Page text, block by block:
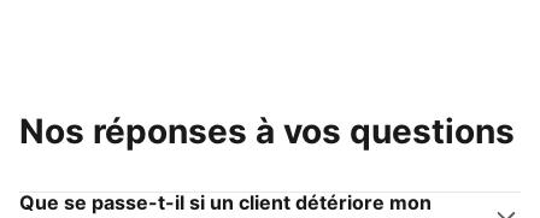
Nos réponses à vos questions
Que se passe-t-il si un client détériore mon